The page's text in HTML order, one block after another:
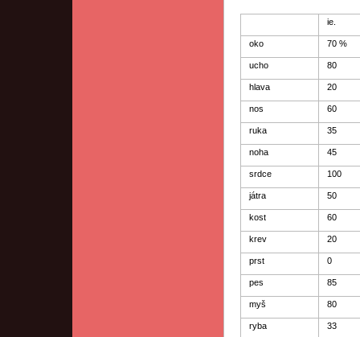
ie.
oko 70 %
ucho 80
hlava 20
nos 60
ruka 35
noha 45
srdce 100
játra 50
kost 60
krev 20
prst 0
pes 85
myš 80
ryba 33